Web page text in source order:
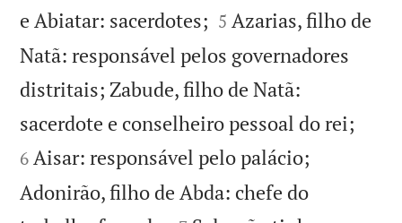
e Abiatar: sacerdotes; 

5 Azarias, filho de
Natã: responsável pelos governadores
distritais; Zabude, filho de Natã:
sacerdote e conselheiro pessoal do rei;
6 Aisar: responsável pelo palácio;
Adonirão, filho de Abda: chefe do